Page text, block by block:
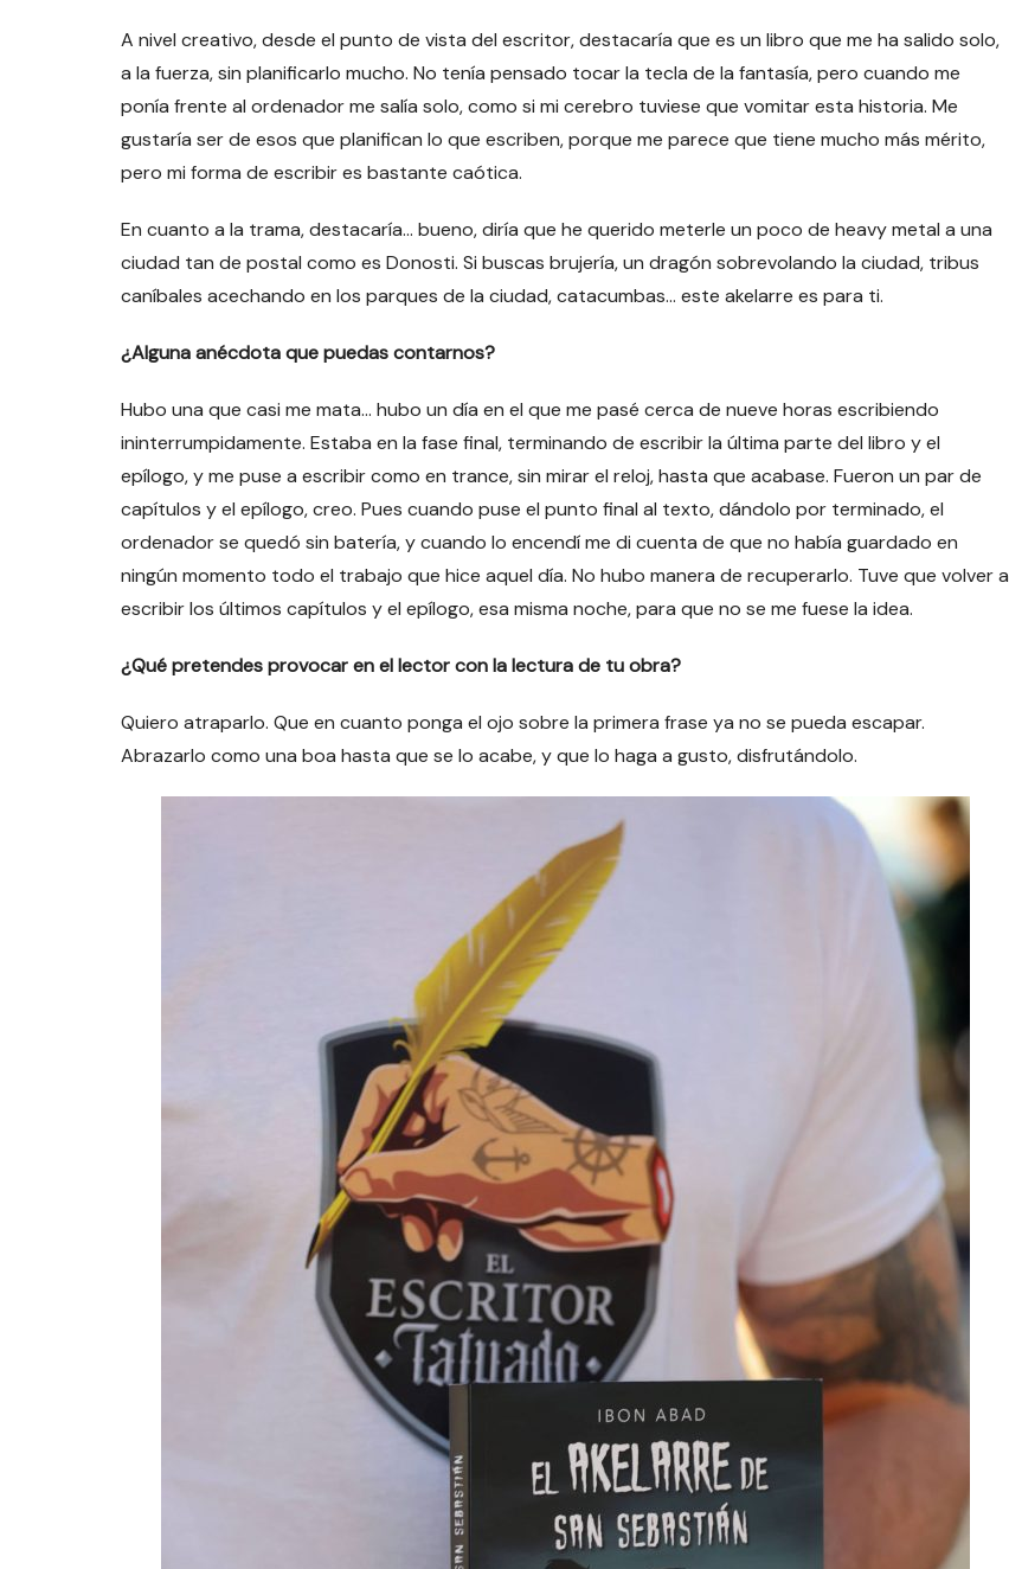
A nivel creativo, desde el punto de vista del escritor, destacaría que es un libro que me ha salido solo,
a la fuerza, sin planificarlo mucho. No tenía pensado tocar la tecla de la fantasía, pero cuando me
ponía frente al ordenador me salía solo, como si mi cerebro tuviese que vomitar esta historia. Me
gustaría ser de esos que planifican lo que escriben, porque me parece que tiene mucho más mérito,
pero mi forma de escribir es bastante caótica.
En cuanto a la trama, destacaría… bueno, diría que he querido meterle un poco de heavy metal a una
ciudad tan de postal como es Donosti. Si buscas brujería, un dragón sobrevolando la ciudad, tribus
caníbales acechando en los parques de la ciudad, catacumbas… este akelarre es para ti.
¿Alguna anécdota que puedas contarnos?
Hubo una que casi me mata… hubo un día en el que me pasé cerca de nueve horas escribiendo
ininterrumpidamente. Estaba en la fase final, terminando de escribir la última parte del libro y el
epílogo, y me puse a escribir como en trance, sin mirar el reloj, hasta que acabase. Fueron un par de
capítulos y el epílogo, creo. Pues cuando puse el punto final al texto, dándolo por terminado, el
ordenador se quedó sin batería, y cuando lo encendí me di cuenta de que no había guardado en
ningún momento todo el trabajo que hice aquel día. No hubo manera de recuperarlo. Tuve que volver a
escribir los últimos capítulos y el epílogo, esa misma noche, para que no se me fuese la idea.
¿Qué pretendes provocar en el lector con la lectura de tu obra?
Quiero atraparlo. Que en cuanto ponga el ojo sobre la primera frase ya no se pueda escapar.
Abrazarlo como una boa hasta que se lo acabe, y que lo haga a gusto, disfrutándolo.